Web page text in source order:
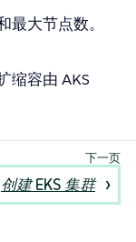
大节点数。
缩容由 AKS
创建 EKS 集群